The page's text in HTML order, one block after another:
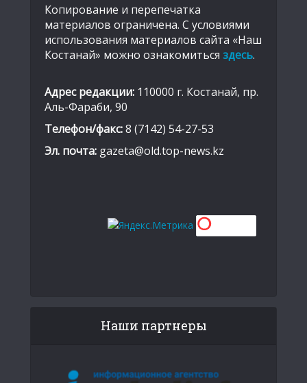
Копирование и перепечатка
материалов ограничена. С условиями
использования материалов сайта «Наш
Костанай» можно ознакомиться здесь.
Адрес редакции: 110000 г. Костанай, пр.
Аль-Фараби, 90
Телефон/факс:8 (7142) 54-27-53
Эл. почта: gazeta@old.top-news.kz
Наши партнеры